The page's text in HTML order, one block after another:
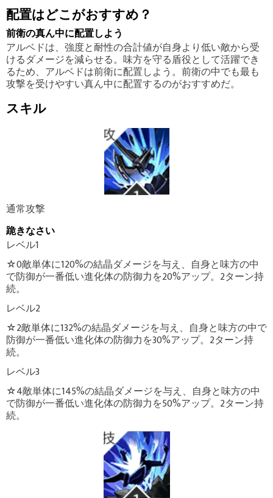
配置はどこがおすすめ？
前衛の真ん中に配置しよう
アルベドは、強度と耐性の合計値が自身より低い敵から受
けるダメージを減らせる。味方を守る盾役として活躍でき
るため、アルベドは前衛に配置しよう。前衛の中でも最も
攻撃を受けやすい真ん中に配置するのがおすすめだ。
スキル
通常攻撃
跪きなさい
レベル1
☆0敵単体に120%の結晶ダメージを与え、自身と味方の中
で防御が一番低い進化体の防御力を20%アップ。2ターン持
続。
レベル2
☆2敵単体に132%の結晶ダメージを与え、自身と味方の中で
防御が一番低い進化体の防御力を30%アップ。2ターン持
続。
レベル3
☆4敵単体に145%の結晶ダメージを与え、自身と味方の中
で防御が一番低い進化体の防御力を50%アップ。2ターン持
続。